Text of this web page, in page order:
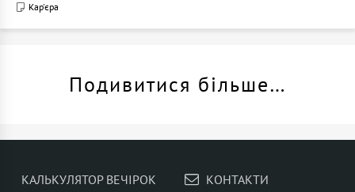
Кар'єра
Подивитися більше…
КАЛЬКУЛЯТОР ВЕЧІРОК КОНТАКТИ